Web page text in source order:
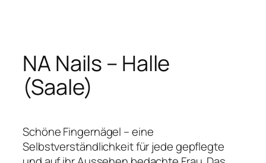
springen
NA Nails – Halle
(Saale)
Schöne Fingernägel – eine
Selbstverständlichkeit für jede gepflegte